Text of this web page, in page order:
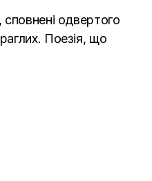
сповнені одвертого
Поезія, що